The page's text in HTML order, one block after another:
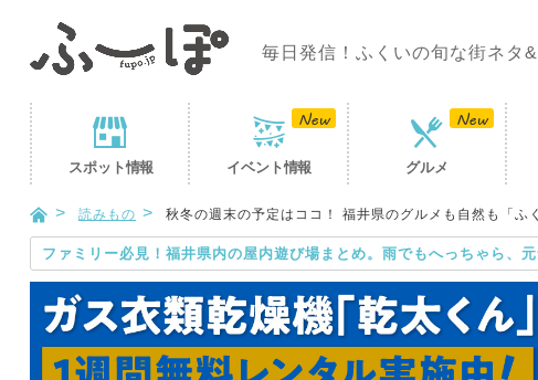
毎日発信！ふくいの旬な街ネタ
スポット情報 イベント情報 グルメ
読みもの 秋冬の週末の予定はココ！ 福井県のグルメも自然も「
ファミリー必見！福井県内の屋内遊び場まとめ。雨でもへっちゃら、